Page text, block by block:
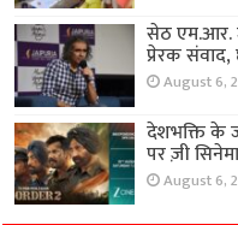
सेठ एम.आर.
प्रेरक
August 6,
देशभक्ति के
पर ज़ी
August 6,